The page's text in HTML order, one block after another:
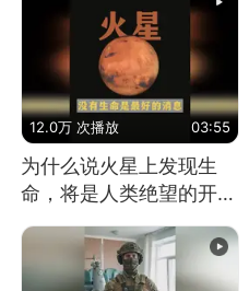
12.0万 次播放 03:55
为什么说火星上发现生
命，将是人类绝望的开
始？